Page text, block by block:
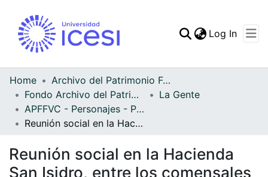
Statistics
Log In
Home
Archivo del Patrimonio Fotográfico y Fílmico del Valle del Cauca
Fondo Archivo del Patrimonio Fotográfico y Fílmico del Valle del Cauca
La Gente
APFFVC - Personajes - Patrimonial
Reunión social en la Hacienda San Isidro, entre los comensales Jaime Pérez y Emilio Valle
Reunión social en la Hacienda
San Isidro, entre los comensales